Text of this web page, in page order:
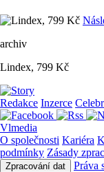
archiv
Lindex, 799 Kč
Redakce Inzerce
Vlmedia
O společnosti Kariéra
podmínky Zásady
Zpracování dat
Práva